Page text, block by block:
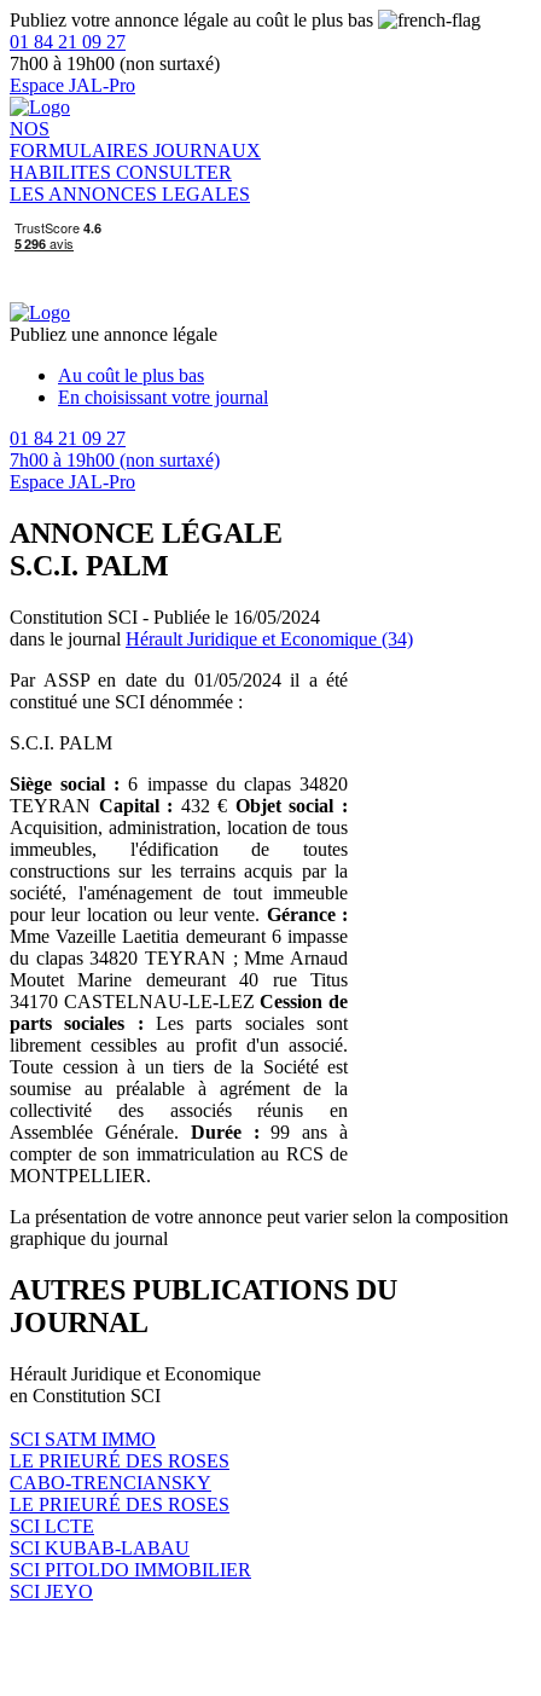
Publiez votre annonce légale au coût le plus bas
01 84 21 09 27
7h00 à 19h00 (non surtaxé)
Espace JAL-Pro
NOS
FORMULAIRES JOURNAUX
HABILITES CONSULTER
LES ANNONCES LEGALES
Publiez une annonce légale
Au coût le plus bas
En choisissant votre journal
01 84 21 09 27
7h00 à 19h00 (non surtaxé)
Espace JAL-Pro
ANNONCE LÉGALE
S.C.I. PALM
Constitution SCI - Publiée le 16/05/2024
dans le journal Hérault Juridique et Economique (34)
Par ASSP en date du 01/05/2024 il a été
constitué une SCI dénommée :
S.C.I. PALM
Siège social : 6 impasse du clapas 34820
TEYRAN Capital : 432 € Objet social :
Acquisition, administration, location de tous
immeubles, l'édification de toutes
constructions sur les terrains acquis par la
société, l'aménagement de tout immeuble
pour leur location ou leur vente. Gérance :
Mme Vazeille Laetitia demeurant 6 impasse
du clapas 34820 TEYRAN ; Mme Arnaud
Moutet Marine demeurant 40 rue Titus
34170 CASTELNAU-LE-LEZCession de
parts sociales : Les parts sociales sont
librement cessibles au profit d'un associé.
Toute cession à un tiers de la Société est
soumise au préalable à agrément de la
collectivité des associés réunis en
Assemblée Générale. Durée : 99 ans à
compter de son immatriculation au RCS de
MONTPELLIER.
La présentation de votre annonce peut varier selon la composition
graphique du journal
AUTRES PUBLICATIONS DU
JOURNAL
Hérault Juridique et Economique
en Constitution SCI
SCI SATM IMMO
LE PRIEURÉ DES ROSES
CABO-TRENCIANSKY
LE PRIEURÉ DES ROSES
SCI LCTE
SCI KUBAB-LABAU
SCI PITOLDO IMMOBILIER
SCI JEYO